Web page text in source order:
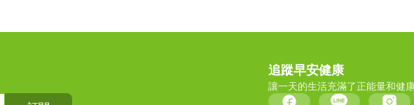
追蹤早安健康
讓一天的生活充滿了正能量和健